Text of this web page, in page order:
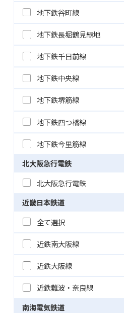
地下鉄谷町線
地下鉄長堀鶴見緑地
地下鉄千日前線
地下鉄中央線
地下鉄堺筋線
地下鉄四つ橋線
地下鉄今里筋線
北大阪急行電鉄
北大阪急行電鉄
近畿日本鉄道
全て選択
近鉄南大阪線
近鉄大阪線
近鉄難波・奈良線
南海電気鉄道